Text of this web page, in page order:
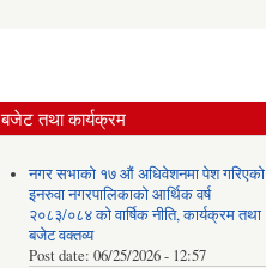
बजेट तथा कार्यक्रम
नगर सभाको १७ औं अधिवेशनमा पेश गरिएको
इनरुवा नगरपालिकाको आर्थिक वर्ष
२०८३/०८४ को वार्षिक नीति, कार्यक्रम तथा
बजेट वक्तव्य
Post date: 06/25/2026 - 12:57